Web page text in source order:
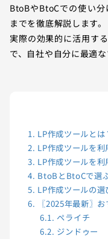
BtoBやBtoCでの使い
までを徹底解説します。
実際の効果的に活用す
で、自社や自分に最適
1. LP作成ツールと
2. LP作成ツールを利
3. LP作成ツールを
4. BtoBとBtoCで選
5. LP作成ツールの選
6. 〖2025年最新〗
6.1. ペライチ
6.2. ジンドゥー